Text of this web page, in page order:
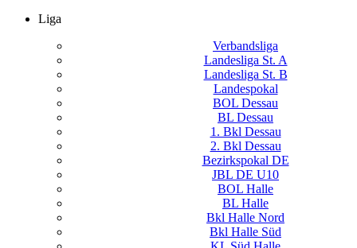
Liga
Verbandsliga
Landesliga St. A
Landesliga St. B
Landespokal
BOL Dessau
BL Dessau
1. Bkl Dessau
2. Bkl Dessau
Bezirkspokal DE
JBL DE U10
BOL Halle
BL Halle
Bkl Halle Nord
Bkl Halle Süd